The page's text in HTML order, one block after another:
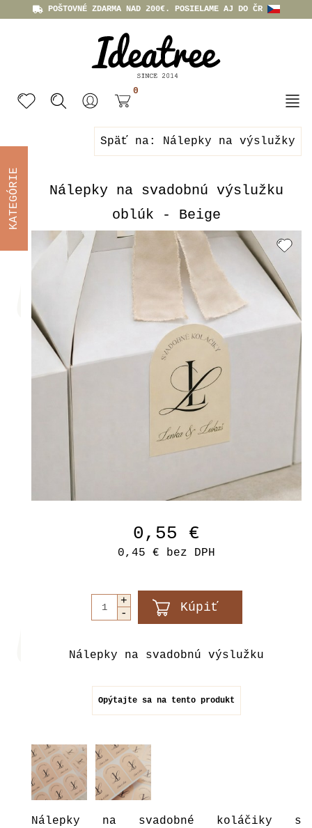
POŠTOVNÉ ZDARMA NAD 200€. POSIELAME AJ DO ČR
0
Späť na: Nálepky na výslužky
Nálepky na svadobnú výslužku
oblúk - Beige
0,55 €
0,45 € bez DPH
Nálepky na svadobnú výslužku
Opýtajte sa na tento produkt
Nálepky na svadobné koláčiky s
KATEGÓRIE